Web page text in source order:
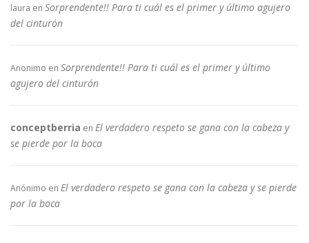
laura en Sorprendente!! Para ti cuál es el primer y último agujero
del cinturón
Anonimo en Sorprendente!! Para ti cuál es el primer y último
agujero del cinturón
conceptberria en El verdadero respeto se gana con la cabeza y
se pierde por la boca
Anónimo en El verdadero respeto se gana con la cabeza y se pierde
por la boca